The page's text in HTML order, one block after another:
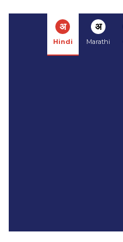
अ
Hindi
अ
Marathi